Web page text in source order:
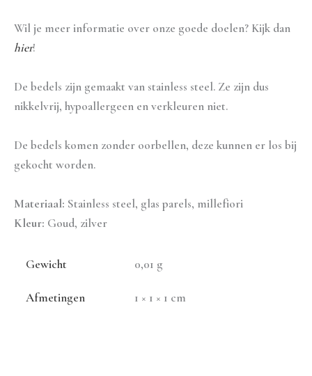
Wil je meer informatie over onze goede doelen? Kijk dan
hier!
De bedels zijn gemaakt van stainless steel. Ze zijn dus
nikkelvrij, hypoallergeen en verkleuren niet.
De bedels komen zonder oorbellen, deze kunnen er los bij
gekocht worden.
Materiaal: Stainless steel, glas parels, millefiori
Kleur: Goud, zilver
Gewicht 0,01 g
Afmetingen 1 × 1 × 1 cm